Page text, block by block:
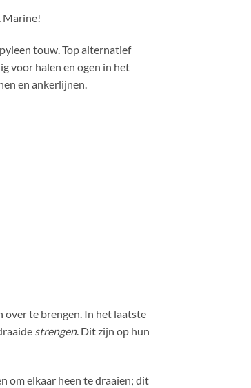
Marine!
touw. Top alternatief
voor halen en ogen in het
en ankerlijnen.
over te brengen. In het laatste
strengen. Dit zijn op hun
om elkaar heen te draaien; dit